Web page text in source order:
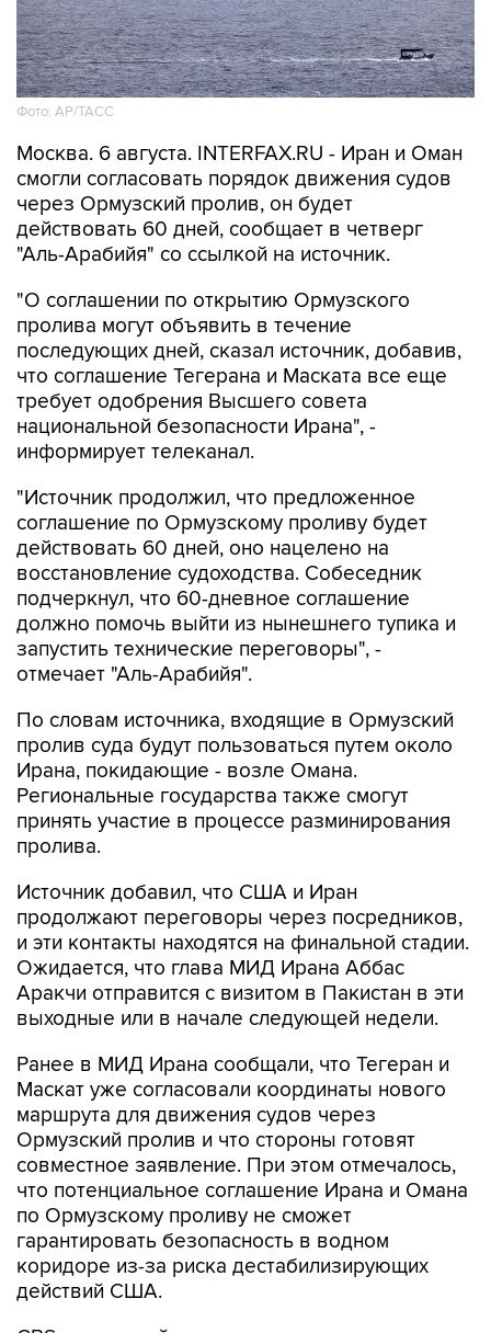
Фото: AP/ТАСС
Москва. 6 августа. INTERFAX.RU - Иран и Оман
смогли согласовать порядок движения судов
через Ормузский пролив, он будет
действовать 60 дней, сообщает в четверг
"Аль-Арабийя" со ссылкой на источник.
"О соглашении по открытию Ормузского
пролива могут объявить в течение
последующих дней, сказал источник, добавив,
что соглашение Тегерана и Маската все еще
требует одобрения Высшего совета
национальной безопасности Ирана", -
информирует телеканал.
"Источник продолжил, что предложенное
соглашение по Ормузскому проливу будет
действовать 60 дней, оно нацелено на
восстановление судоходства. Собеседник
подчеркнул, что 60-дневное соглашение
должно помочь выйти из нынешнего тупика и
запустить технические переговоры", -
отмечает "Аль-Арабийя".
По словам источника, входящие в Ормузский
пролив суда будут пользоваться путем около
Ирана, покидающие - возле Омана.
Региональные государства также смогут
принять участие в процессе разминирования
пролива.
Источник добавил, что США и Иран
продолжают переговоры через посредников,
и эти контакты находятся на финальной стадии.
Ожидается, что глава МИД Ирана Аббас
Аракчи отправится с визитом в Пакистан в эти
выходные или в начале следующей недели.
Ранее в МИД Ирана сообщали, что Тегеран и
Маскат уже согласовали координаты нового
маршрута для движения судов через
Ормузский пролив и что стороны готовят
совместное заявление. При этом отмечалось,
что потенциальное соглашение Ирана и Омана
по Ормузскому проливу не сможет
гарантировать безопасность в водном
коридоре из-за риска дестабилизирующих
действий США.